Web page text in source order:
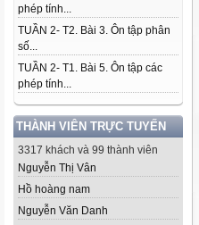
phép tính...
TUẦN 2- T2. Bài 3. Ôn tập phân
số...
TUẦN 2- T1. Bài 5. Ôn tập các
phép tính...
THÀNH VIÊN TRỰC TUYẾN
3317 khách và 99 thành viên
Nguyễn Thị Vân
Hồ hoàng nam
Nguyễn Văn Danh